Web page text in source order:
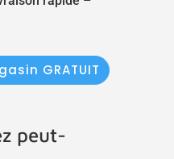
GRATUIT
peut-